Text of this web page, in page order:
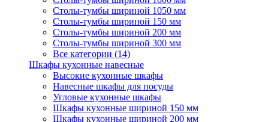
Столы-тумбы шириной 1050 мм
Столы-тумбы шириной 150 мм
Столы-тумбы шириной 200 мм
Столы-тумбы шириной 300 мм
Все категории (14)
Шкафы кухонные навесные
Высокие кухонные шкафы
Навесные шкафы для посуды
Угловые кухонные шкафы
Шкафы кухонные шириной 150 мм
Шкафы кухонные шириной 200 мм